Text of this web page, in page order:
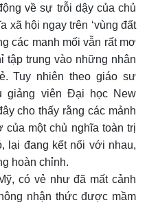
về sự trỗi dậy của chủ
xã hội ngay trên ‘vùng đất
các manh mối vẫn rất mơ
tập trung vào những nhân
Tuy nhiên theo giáo sư
giảng viên Đại học New
cho thấy rằng các mảnh
một chủ nghĩa toàn trị
lại đang kết nối với nhau,
hoàn chỉnh.
có vẻ như đã mất cảnh
nhận thức được mầm